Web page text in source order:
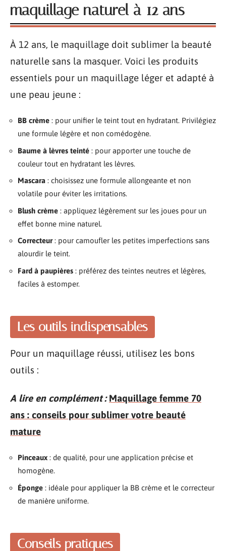
maquillage naturel à 12 ans
À 12 ans, le maquillage doit sublimer la beauté
naturelle sans la masquer. Voici les produits
essentiels pour un maquillage léger et adapté à
une peau jeune :
BB crème : pour unifier le teint tout en hydratant. Privilégiez
une formule légère et non comédogène.
Baume à lèvres teinté : pour apporter une touche de
couleur tout en hydratant les lèvres.
Mascara : choisissez une formule allongeante et non
volatile pour éviter les irritations.
Blush crème : appliquez légèrement sur les joues pour un
effet bonne mine naturel.
Correcteur: pour camoufler les petites imperfections sans
alourdir le teint.
Fard à paupières : préférez des teintes neutres et légères,
faciles à estomper.
Les outils indispensables
Pour un maquillage réussi, utilisez les bons
outils :
A lire en complément : Maquillage femme 70
ans : conseils pour sublimer votre beauté
mature
Pinceaux : de qualité, pour une application précise et
homogène.
Éponge : idéale pour appliquer la BB crème et le correcteur
de manière uniforme.
Conseils pratiques